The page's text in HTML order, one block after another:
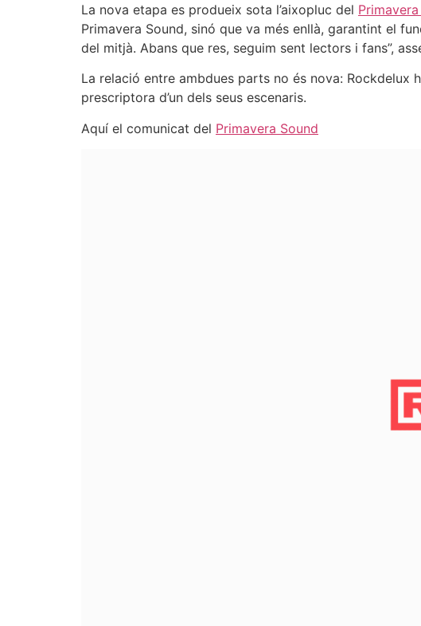
La nova etapa es produeix sota l’aixopluc del
Primavera Sound, sinó que va més enllà, garantint el
del mitjà. Abans que res, seguim sent lectors i fans”,
La relació entre ambdues parts no és nova: Rockdelux
prescriptora d’un dels seus escenaris.
Aquí el comunicat del Primavera Sound